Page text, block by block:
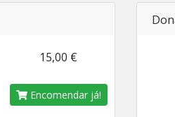
15,00 €
Encomendar já!